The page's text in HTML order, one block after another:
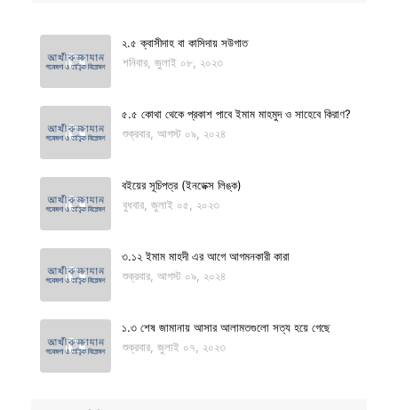
২.৫ ক্বাসীদাহ বা কাসিদায় সউগাত
শনিবার, জুলাই ০৮, ২০২৩
৫.৫ কোথা থেকে প্রকাশ পাবে ইমাম মাহমুদ ও সাহেবে কিরাণ?
শুক্রবার, আগস্ট ০৯, ২০২৪
বইয়ের সূচিপত্র (ইনডেক্স লিঙ্ক)
বুধবার, জুলাই ০৫, ২০২৩
৩.১২ ইমাম মাহদী এর আগে আগমনকারী কারা
শুক্রবার, আগস্ট ০৯, ২০২৪
১.৩ শেষ জামানায় আসার আলামতগুলো সত্য হয়ে গেছে
শুক্রবার, জুলাই ০৭, ২০২৩